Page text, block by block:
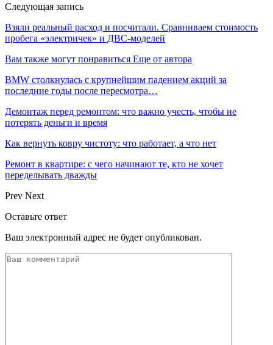
Следующая запись
Взяли реальный расход и посчитали. Сравниваем стоимость
пробега «электричек» и ДВС-моделей
Вам также могут понравиться Еще от автора
BMW столкнулась с крупнейшим падением акций за
последние годы после пересмотра…
Демонтаж перед ремонтом: что важно учесть, чтобы не
потерять деньги и время
Как вернуть ковру чистоту: что работает, а что нет
Ремонт в квартире: с чего начинают те, кто не хочет
переделывать дважды
Prev Next
Оставьте ответ
Ваш электронный адрес не будет опубликован.